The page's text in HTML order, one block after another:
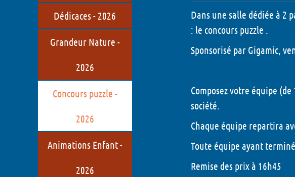
Dédicaces - 2026
Grandeur Nature -
2026
Concours puzzle -
2026
Animations Enfant -
2026
Dans une salle dédiée à 2
: le concours puzzle .
Sponsorisé par Gigamic,
Composez votre équipe
société.
Chaque équipe repartira
Toute équipe ayant
Remise des prix à 16h45